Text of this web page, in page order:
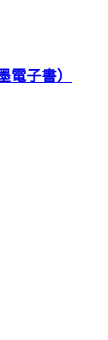
電子書）